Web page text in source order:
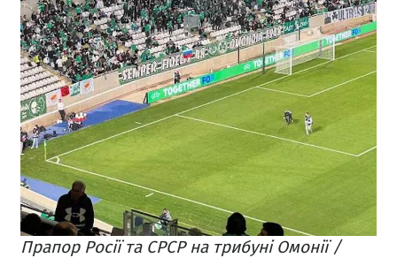
Прапор Росії та СРСР на трибуні Омонії /